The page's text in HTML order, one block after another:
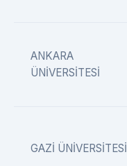
ANKARA
ÜNİVERSİTESİ
GAZİ ÜNİVERSİTESİ